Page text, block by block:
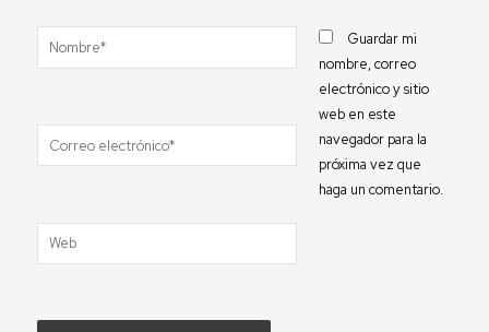
Nombre*
Correo
electrónico*
Web
Guardar mi
nombre, correo
electrónico y sitio
web en este
navegador para la
próxima vez que
haga un comentario.